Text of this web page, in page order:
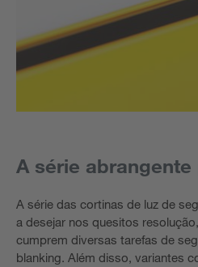
A série
A série das cortinas de luz de
a desejar nos quesitos
cumprem diversas tarefas de
blanking. Além disso, variantes